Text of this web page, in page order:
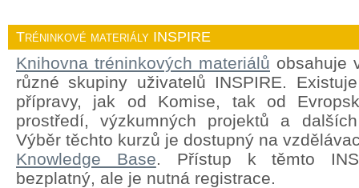
Tréninkové materiály INSPIRE
Knihovna tréninkových materiálů obsahuje
různé skupiny uživatelů INSPIRE.
přípravy, jak od Komise, tak od
prostředí, výzkumných projektů a
Výběr těchto kurzů je dostupný na
Knowledge Base. Přístup k těmto
bezplatný, ale je nutná registrace.